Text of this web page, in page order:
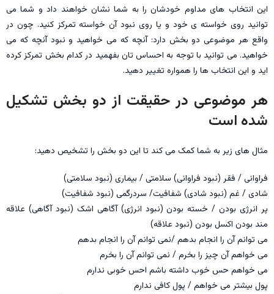
این انتخاب های مداوم خودشان را به شما نشان خواهند داد و شما می
توانید روی خواسته ی خود و یا روی نبود آن خواسته تمرکز کنید. چون در
واقع هر موضوعی دو بخش دارد: آنچه که می خواهید و نبود آنچه که می
خواهید. می توانید با توجه به احساس تان بفهمید در کدام بخش تمرکز کرده
اید و این انتخاب ها را همواره تغییر دهید.
هر موضوعی در حقیقت از دو بخش تشکیل
شده است
مثال های زیر به شما کمک می کند تا این دو بخش را تشخیص دهید:
فراوانی / فقر (نبود فراوانی) سلامتی / بیماری (نبود سلامتی)
شادی / غم (نبود شادی) شفافیت/ سردرگمی (نبود شفافیت)
پر انرژی بودن / خسته بودن (نبود انرژی) آگاهی اشک (نبود آگاهی) علاقه
مند بودن اکسل بودن (نبود علاقه)
می توانم آن را انجام بدهم /نمی توانم آن را انجام بدهم
می خواهم آن چیز را بخرم / نمی توانم آن را بخرم
می خواهم حس خوب داشته باشم احس خوبی ندارم
پول بیشتر می خواهم / پول کافی ندارم